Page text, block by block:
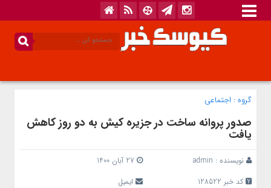
گروه : اجتماعی
صدور پروانه ساخت در جزیره کیش به دو روز کاهش
یافت
نویسنده : admin
کد خبر 128522
ایمیل